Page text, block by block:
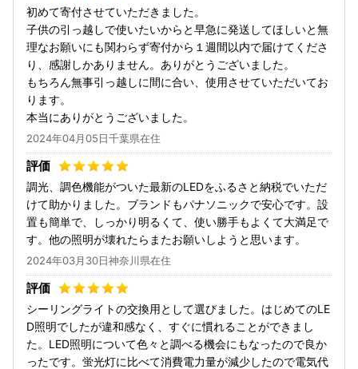
初めて寄付させていただきました。
子供の引っ越しで使いたいからと早急に発送してほしいと無
理なお願いにも関わらず寄付から１週間以内で届けてくださ
り、感謝しかありません。ありがとうございました。
もちろん無事引っ越しに間に合い、使用させていただいてお
ります。
本当にありがとうございました。
2024年04月05日千葉県在住
調光、調色機能がついた最新のLEDをふるさと納税でいただ
けて助かりました。ブランドもパナソニックで安心です。設
置も簡単で、しっかり明るくて、使い勝手もよくて大満足で
す。他の照明が壊れたらまたお願いしようと思います。
2024年03月30日神奈川県在住
シーリングライトの交換用として選びました。はじめてのLE
D照明でしたが違和感なく、すぐに慣れることができまし
た。LED照明について色々と調べる機会にもなったので良か
ったです。蛍光灯に比べて消費電力量が減少したので電気代